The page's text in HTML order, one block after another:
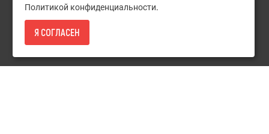
ИНФОРМАЦИЯ О ПЕРЕЕЗДЕ
Оплата
Гарантия и сервис
Политикой конфиденциальности.
Я СОГЛАСЕН